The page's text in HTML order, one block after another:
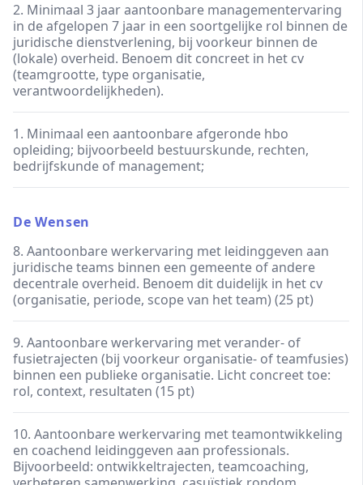
2. Minimaal 3 jaar aantoonbare managementervaring
in de afgelopen 7 jaar in een soortgelijke rol binnen de
juridische dienstverlening, bij voorkeur binnen de
(lokale) overheid. Benoem dit concreet in het cv
(teamgrootte, type organisatie,
verantwoordelijkheden).
1. Minimaal een aantoonbare afgeronde hbo
opleiding; bijvoorbeeld bestuurskunde, rechten,
bedrijfskunde of management;
De Wensen
8. Aantoonbare werkervaring met leidinggeven aan
juridische teams binnen een gemeente of andere
decentrale overheid. Benoem dit duidelijk in het cv
(organisatie, periode, scope van het team) (25 pt)
9. Aantoonbare werkervaring met verander- of
fusietrajecten (bij voorkeur organisatie- of teamfusies)
binnen een publieke organisatie. Licht concreet toe:
rol, context, resultaten (15 pt)
10. Aantoonbare werkervaring met teamontwikkeling
en coachend leidinggeven aan professionals.
Bijvoorbeeld: ontwikkeltrajecten, teamcoaching,